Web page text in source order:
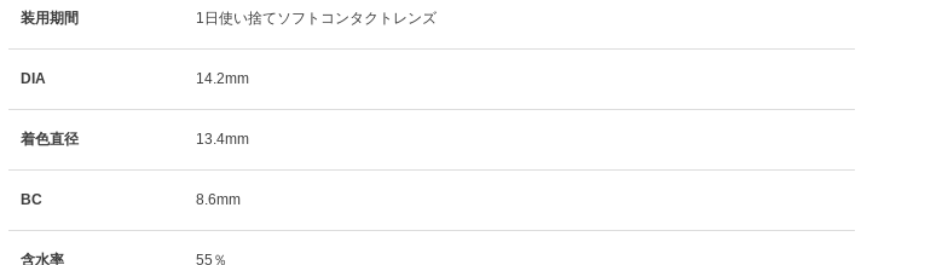
装用期間 1日使い捨てソフトコンタクトレンズ
DIA 14.2mm
着色直径 13.4mm
BC 8.6mm
含水率 55％